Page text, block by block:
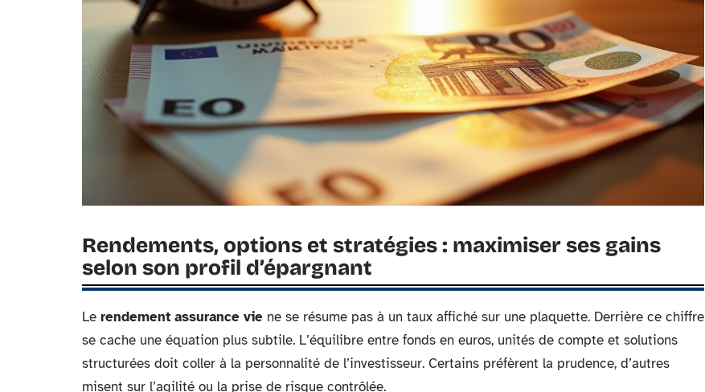
Rendements, options et stratégies : maximiser ses gains
selon son profil d’épargnant
Le rendement assurance vie ne se résume pas à un taux affiché sur une plaquette. Derrière ce chiffre
se cache une équation plus subtile. L’équilibre entre fonds en euros, unités de compte et solutions
structurées doit coller à la personnalité de l’investisseur. Certains préfèrent la prudence, d’autres
misent sur l’agilité ou la prise de risque contrôlée.